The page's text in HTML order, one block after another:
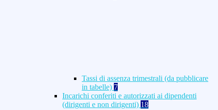
Tassi di assenza trimestrali (da pubblicare
in tabelle) 7
Incarichi conferiti e autorizzati ai dipendenti
(dirigenti e non dirigenti) 18